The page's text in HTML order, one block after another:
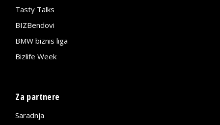
Tasty Talks
BIZBendovi
BMW biznis liga
Bizlife Week
Za partnere
Saradnja